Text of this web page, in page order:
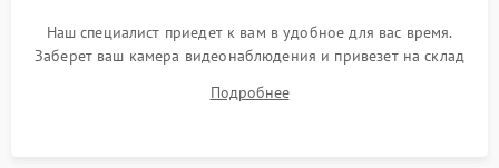
Наш специалист приедет к вам в удобное для вас время.
Заберет ваш камера видеонаблюдения и привезет на склад
Подробнее